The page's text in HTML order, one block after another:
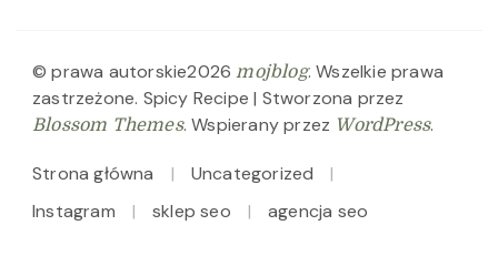
© prawa autorskie2026mojblog. Wszelkie prawa
zastrzeżone. Spicy Recipe | Stworzona przez
Blossom Themes. Wspierany przez WordPress.
Strona główna
Uncategorized
Instagram
sklep seo agencja seo